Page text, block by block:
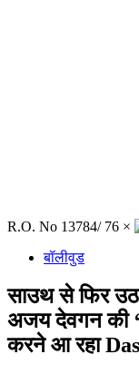
R.O. No 13784/ 76 ×
बॉलीवुड
साउथ से फिर
अजय देवगन की
करने आ रहा